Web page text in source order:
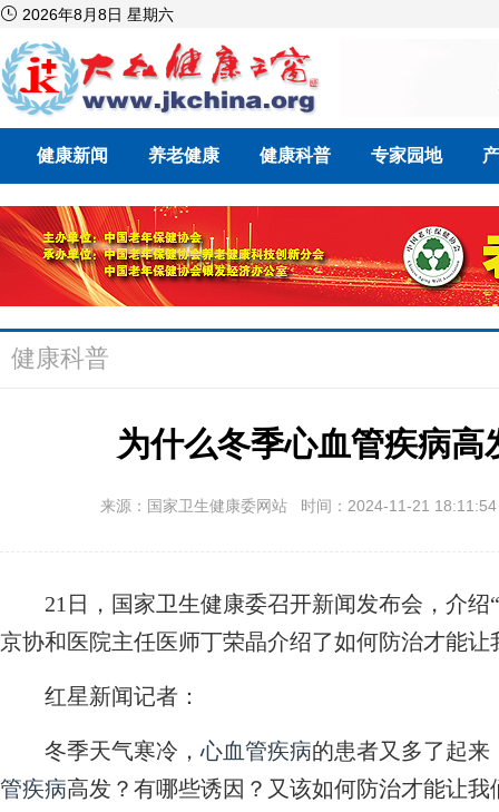
 2026年8月8日 星期六
健康新闻 养老健康 健康科普 专家园地
健康科普
为什么冬季心血管疾病高
来源：国家卫生健康委网站 时间：2024-11-21
21日，国家卫生健康委召开新闻发布会，介绍
京协和医院主任医师丁荣晶介绍了如何防治才能
红星新闻记者：
冬季天气寒冷，心血管疾病的患者又多了起
管疾病高发？有哪些诱因？又该如何防治才能让